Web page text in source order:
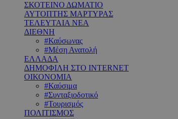
ΣΚΟΤΕΙΝΟ ΔΩΜΑΤΙΟ
ΑΥΤΟΠΤΗΣ ΜΑΡΤΥΡΑΣ
ΤΕΛΕΥΤΑΙΑ ΝΕΑ
ΔΙΕΘΝΗ
#Καύσωνας
#Μέση Ανατολή
ΕΛΛΑΔΑ
ΔΗΜΟΦΙΛΗ ΣΤΟ INTERNET
ΟΙΚΟΝΟΜΙΑ
#Καύσιμα
#Συνταξιοδοτικό
#Τουρισμός
ΠΟΛΙΤΙΣΜΟΣ